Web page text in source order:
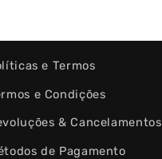
e Termos
e Condições
& Cancelamentos
de Pagamento